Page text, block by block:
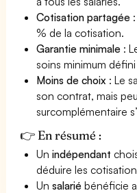
Cotisation partagée
% de la cotisation.
Garantie minimale :
soins minimum
Moins de choix : Le
son contrat, mais
surcomplémentaire
👉 En résumé :
Unindépendant
déduire les
Unsalarié bénéficie